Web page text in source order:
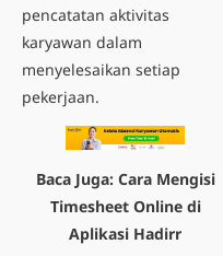
pencatatan aktivitas
karyawan dalam
menyelesaikan setiap
pekerjaan.
Baca Juga: Cara Mengisi
Timesheet Online di
Aplikasi Hadirr